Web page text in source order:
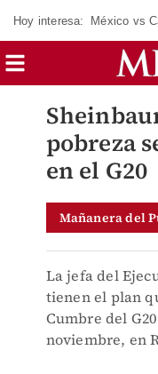
Hoy interesa: México vs
pobreza
en el G20
Mañanera del
La jefa del
tienen el plan
Cumbre del
noviembre, en